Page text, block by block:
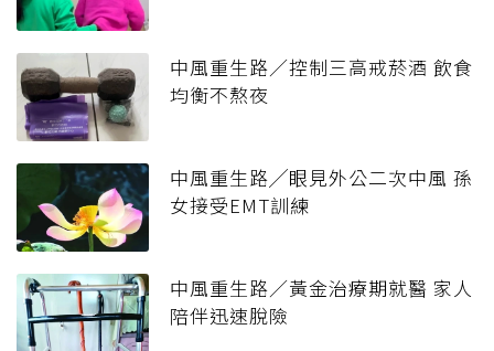
中風重生路／控制三高戒菸酒 飲食
均衡不熬夜
中風重生路╱眼見外公二次中風 孫
女接受EMT訓練
中風重生路／黃金治療期就醫 家人
陪伴迅速脫險